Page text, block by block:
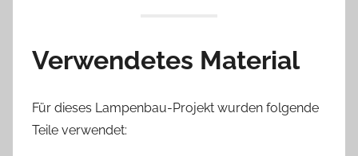
Verwendetes Material
Für dieses Lampenbau-Projekt wurden folgende
Teile verwendet: